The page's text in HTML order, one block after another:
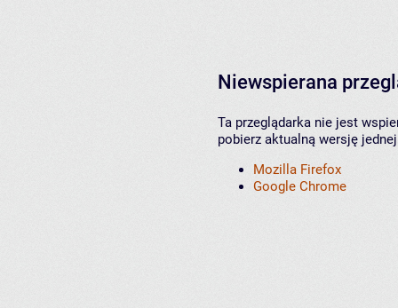
Niewspierana
Ta przeglądarka nie jest
pobierz aktualną wersję
Mozilla Firefox
Google Chrome